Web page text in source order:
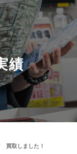
績
買取しました！